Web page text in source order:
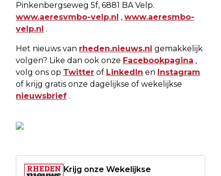
Pinkenbergseweg 5f, 6881 BA Velp.
www.aeresvmbo-velp.nl , www.aeresmbo-
velp.nl .
Het nieuws van rheden.nieuws.nl gemakkelijk
volgen? Like dan ook onze Facebookpagina ,
volg ons op Twitter of LinkedIn en Instagram
of krijg gratis onze dagelijkse of wekelijkse
nieuwsbrief .
Krijg onze Wekelijkse